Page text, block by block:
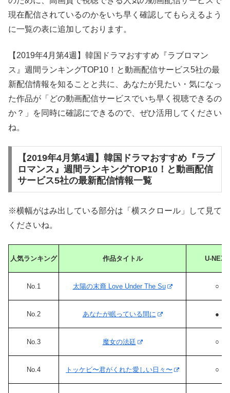
現在配信されているのかをいち早く確認してもらえるよう
に一覧の表に追加しております。
【2019年4月第4週】韓国ドラマおすすめ『ラブロマン
ス』週間ランキングTOP10！と動画配信サービス5社の最
新配信情報を知ることと共に、あなたが見たい・気になっ
た作品が「どの動画配信サービスでいち早く視聴できるの
か？」を同時に確認にできるので、ぜひ活用してください
ね。
【2019年4月第4週】韓国ドラマおすすめ『ラブ
ロマンス』週間ランキングTOP10！と動画配信
サービス5社の最新配信情報一覧
※横幅がはみ出している部分は「横スクロール」して見て
くださいね。
人気ランキング 作品タイトル U-NEXT
No.1 太陽の末裔 Love Under The Su ○
No.2 あなたが眠っている間に ●
No.3 魔女の法廷 ○
No.4 トッケビ〜君がくれた愛しい日々〜 ○